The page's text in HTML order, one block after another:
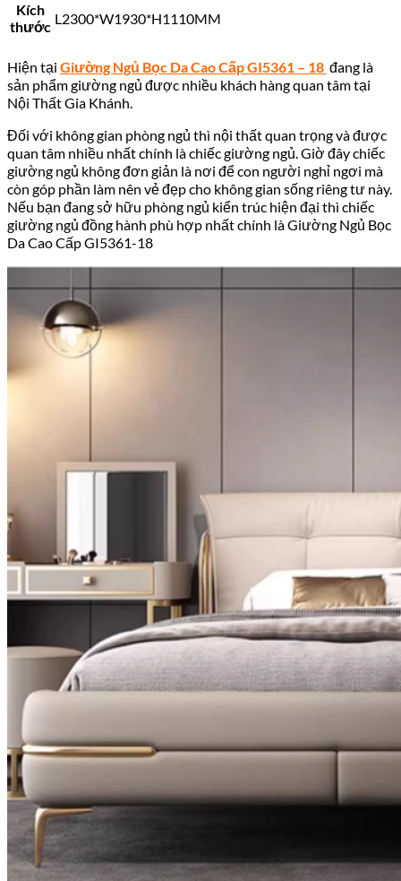
Kích
thước L2300*W1930*H1110MM
Hiện tại Giường Ngủ Bọc Da Cao Cấp GI5361 – 18 đang là
sản phẩm giường ngủ được nhiều khách hàng quan tâm tại
Nội Thất Gia Khánh.
Đối với không gian phòng ngủ thì nội thất quan trọng và được
quan tâm nhiều nhất chính là chiếc giường ngủ. Giờ đây chiếc
giường ngủ không đơn giản là nơi để con người nghỉ ngơi mà
còn góp phần làm nên vẻ đẹp cho không gian sống riêng tư này.
Nếu bạn đang sở hữu phòng ngủ kiển trúc hiện đại thì chiếc
giường ngủ đồng hành phù hợp nhất chính làGiường Ngủ Bọc
Da Cao Cấp GI5361-18